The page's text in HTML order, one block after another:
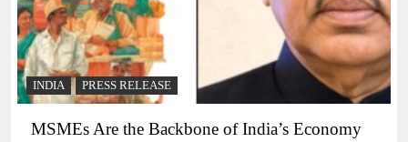
INDIA PRESS RELEASE
MSMEs Are the Backbone of India’s Economy